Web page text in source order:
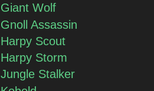
Giant Wolf
Gnoll Assassin
Harpy Scout
Harpy Storm
Jungle Stalker